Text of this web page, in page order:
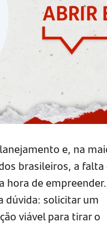
e, na
brasileiros, a falta
hora de
dúvida: solicitar um
viável para tirar o